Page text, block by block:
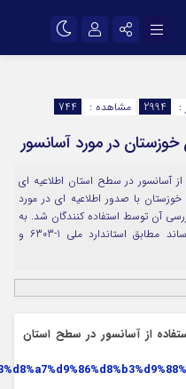
ایتا
اپلیکیشن
:
2994 مشاهده : 744
خوزستان در مورد آسانسور
از آسانسور در سطح استان اطلاعیه ای
خوزستان با صدور اطلاعیه ای در مورد
آن توسط استفاده کنندگان شد. به
اطلاع کلیه شهرندان محترم خوزستانی می‌رساند مطابق استاندارد ملی 1-6303 و
از آسانسور در سطح استان